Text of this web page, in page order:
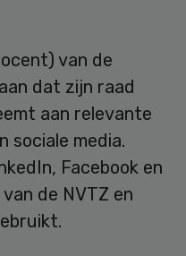
van de
dat zijn raad
aan relevante
sociale media.
Facebook en
de NVTZ en